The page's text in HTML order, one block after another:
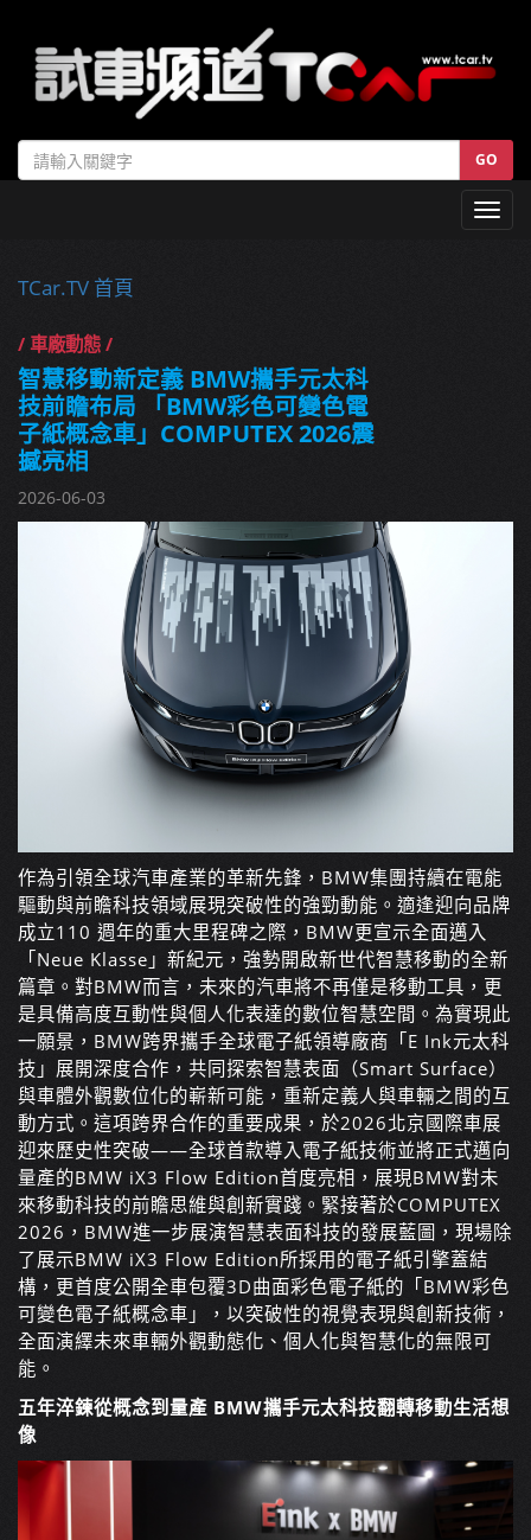
GO
TCar.TV 首頁
/ 車廠動態 /
智慧移動新定義 BMW攜手元太科
技前瞻布局 「BMW彩色可變色電
子紙概念車」COMPUTEX 2026震
撼亮相
2026-06-03
作為引領全球汽車產業的革新先鋒，BMW集團持續在電能
驅動與前瞻科技領域展現突破性的強勁動能。適逢迎向品牌
成立110 週年的重大里程碑之際，BMW更宣示全面邁入
「Neue Klasse」新紀元，強勢開啟新世代智慧移動的全新
篇章。對BMW而言，未來的汽車將不再僅是移動工具，更
是具備高度互動性與個人化表達的數位智慧空間。為實現此
一願景，BMW跨界攜手全球電子紙領導廠商「E Ink元太科
技」展開深度合作，共同探索智慧表面（Smart Surface）
與車體外觀數位化的嶄新可能，重新定義人與車輛之間的互
動方式。這項跨界合作的重要成果，於2026北京國際車展
迎來歷史性突破——全球首款導入電子紙技術並將正式邁向
量產的BMW iX3 Flow Edition首度亮相，展現BMW對未
來移動科技的前瞻思維與創新實踐。緊接著於COMPUTEX
2026，BMW進一步展演智慧表面科技的發展藍圖，現場除
了展示BMW iX3 Flow Edition所採用的電子紙引擎蓋結
構，更首度公開全車包覆3D曲面彩色電子紙的「BMW彩色
可變色電子紙概念車」，以突破性的視覺表現與創新技術，
全面演繹未來車輛外觀動態化、個人化與智慧化的無限可
能。
五年淬鍊從概念到量產 BMW攜手元太科技翻轉移動生活想
像